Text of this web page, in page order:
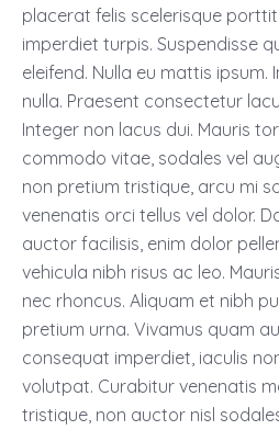
placerat felis scelerisque
imperdiet turpis. Suspendisse
eleifend. Nulla eu mattis
nulla. Praesent consectetur
Integer non lacus dui. Mauris
commodo vitae, sodales vel
non pretium tristique, arcu mi
venenatis orci tellus vel dolor.
auctor facilisis, enim dolor
vehicula nibh risus ac leo.
nec rhoncus. Aliquam et nibh
pretium urna. Vivamus quam
consequat imperdiet, iaculis
volutpat. Curabitur venenatis
tristique, non auctor nisl